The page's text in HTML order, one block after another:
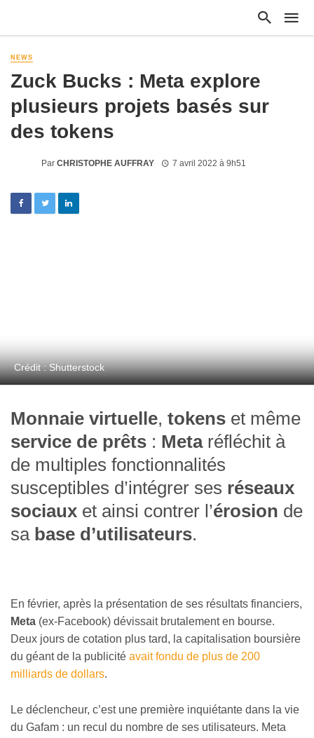
NEWS
Zuck Bucks : Meta explore
plusieurs projets basés sur
des tokens
Par CHRISTOPHE AUFFRAY 7 avril 2022 à 9h51
Crédit : Shutterstock
Monnaie virtuelle, tokens et même
service de prêts : Metaréfléchit à
de multiples fonctionnalités
susceptibles d’intégrer ses réseaux
sociaux et ainsi contrer l’érosion de
sa base d’utilisateurs.
En février, après la présentation de ses résultats financiers,
Meta (ex-Facebook) dévissait brutalement en bourse.
Deux jours de cotation plus tard, la capitalisation boursière
du géant de la publicité avait fondu de plus de 200
milliards de dollars.
Le déclencheur, c’est une première inquiétante dans la vie
du Gafam : un recul du nombre de ses utilisateurs. Meta